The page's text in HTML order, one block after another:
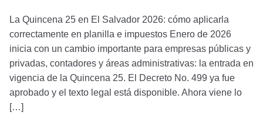
La Quincena 25 en El Salvador 2026: cómo aplicarla
correctamente en planilla e impuestos Enero de 2026
inicia con un cambio importante para empresas públicas y
privadas, contadores y áreas administrativas: la entrada en
vigencia de la Quincena 25. El Decreto No. 499 ya fue
aprobado y el texto legal está disponible. Ahora viene lo
[…]